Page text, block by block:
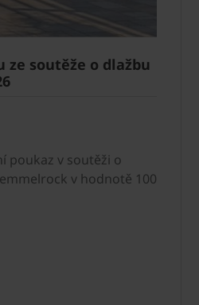
ze soutěže o dlažbu
poukaz v soutěži o
v hodnotě 100